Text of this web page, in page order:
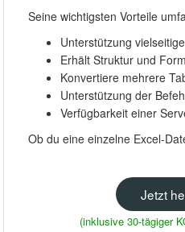
Seine wichtigsten Vorteile
Unterstützung
Erhält Struktur und
Konvertiere mehrere
Unterstützung der
Verfügbarkeit einer
Ob du eine einzelne Excel-
Jetzt
(inklusive 30-tägiger